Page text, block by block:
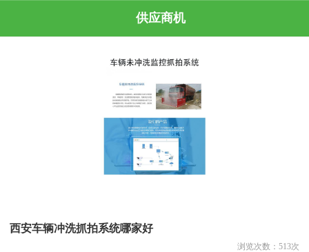
供应商机
西安车辆冲洗抓拍系统哪家好
浏览次数： 513次